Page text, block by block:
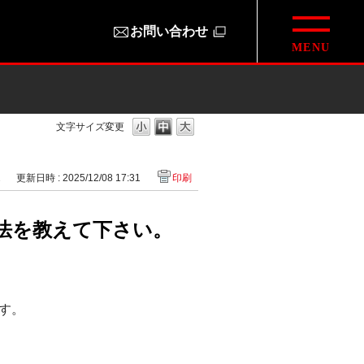
お問い合わせ
文字サイズ変更
更新日時 : 2025/12/08 17:31 印刷
教えて下さい。
。